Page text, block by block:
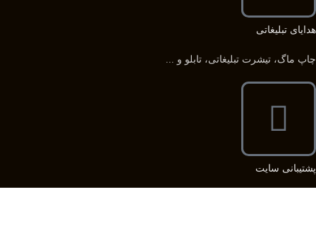
هدایای تبلیغاتی
چاپ ماگ، تیشرت تبلیغاتی، تابلو و ...
پشتیبانی سایت